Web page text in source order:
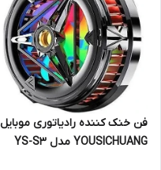
فن خنک کننده رادیاتوری موبایل
YOUSICHUANG مدل YS-S3